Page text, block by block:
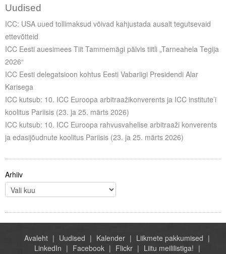
Uudised
ICC: USA uued tollimaksud võivad kahjustada ausalt tegutsevaid
ettevõtteid
ICC Eesti auesimees Tiit Tammemägi pälvis tiitli „Tarneahela Tegija
2026“
ICC Eesti delegatsioon kohtus Eesti Vabariigi Presidendi Alar
Karisega
ICC kutsub: 10. ICC Euroopa arbitraažikonverents ja ICC institute’i
koolitus Pariisis (23. ja 25. märts 2026)
ICC kutsub: 10. ICC Euroopa rahvusvahelise arbitraaži konverents
ja edasijõudnute koolitus Pariisis (23. ja 25. märts 2026)
Arhiiv
Avaleht Uudised Kalender
Liikmete pakkumised
LinkedIn
Facebook Flickr
Liitu meililistiga!